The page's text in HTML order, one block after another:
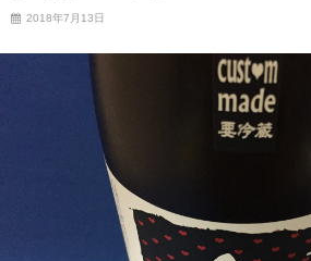
2018年7月13日